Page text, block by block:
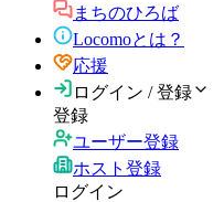
まちのひろば
Locomoとは？
応援
ログイン / 登録
登録
ユーザー登録
ホスト登録
ログイン